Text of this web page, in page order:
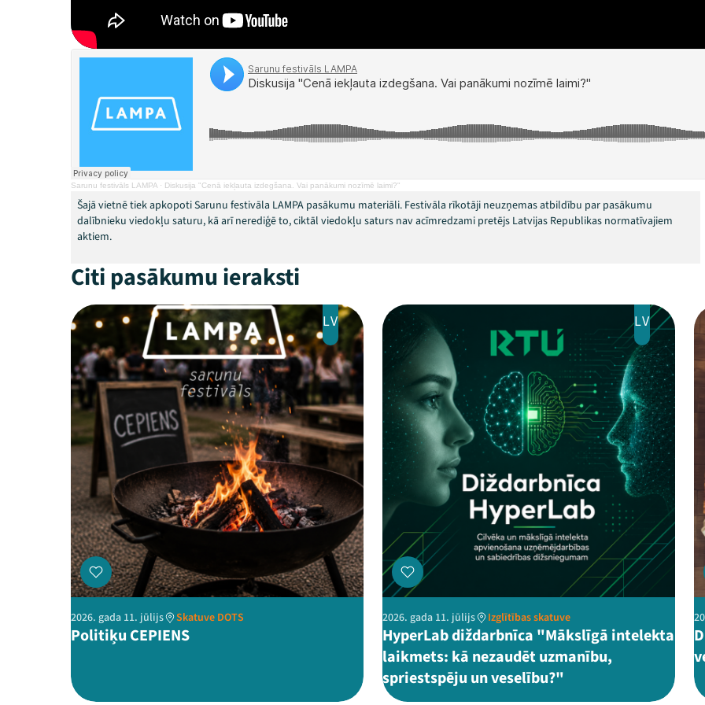
Sarunu festivāls LAMPA · Diskusija "Cenā iekļauta izdegšana. Vai panākumi nozīmē laimi?"
Šajā vietnē tiek apkopoti Sarunu festivāla LAMPA pasākumu materiāli. Festivāla rīkotāji neuzņemas atbildību par pasākumu
dalībnieku viedokļu saturu, kā arī nerediģē to, ciktāl viedokļu saturs nav acīmredzami pretējs Latvijas Republikas normatīvajiem
aktiem.
Citi pasākumu ieraksti
LV
2026. gada 11. jūlijs Skatuve DOTS
Politiķu CEPIENS
LV
2026. gada 11. jūlijs Izglītības skatuve
HyperLab diždarbnīca "Mākslīgā intelekta
laikmets: kā nezaudēt uzmanību,
spriestspēju un veselību?"